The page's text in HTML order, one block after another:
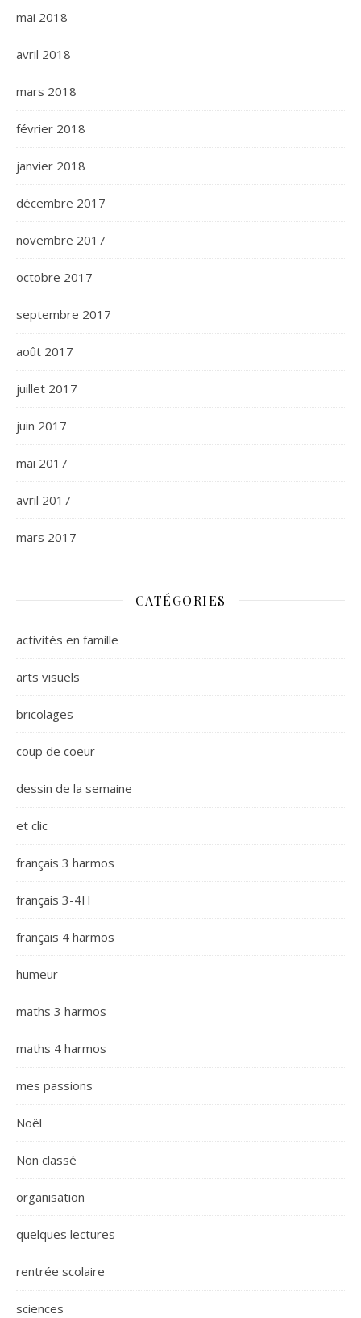
mai 2018
avril 2018
mars 2018
février 2018
janvier 2018
décembre 2017
novembre 2017
octobre 2017
septembre 2017
août 2017
juillet 2017
juin 2017
mai 2017
avril 2017
mars 2017
CATÉGORIES
activités en famille
arts visuels
bricolages
coup de coeur
dessin de la semaine
et clic
français 3 harmos
français 3-4H
français 4 harmos
humeur
maths 3 harmos
maths 4 harmos
mes passions
Noël
Non classé
organisation
quelques lectures
rentrée scolaire
sciences